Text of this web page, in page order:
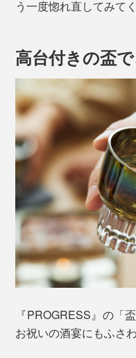
う一度惚れ直してみてく
高台付きの盃
『PROGRESS』の「
お祝いの酒宴にもふさ